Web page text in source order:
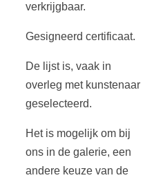
verkrijgbaar.
Gesigneerd certificaat.
De lijst is, vaak in
overleg met kunstenaar
geselecteerd.
Het is mogelijk om bij
ons in de galerie, een
andere keuze van de